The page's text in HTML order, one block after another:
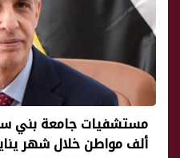
ألف مواطن خلال شهر